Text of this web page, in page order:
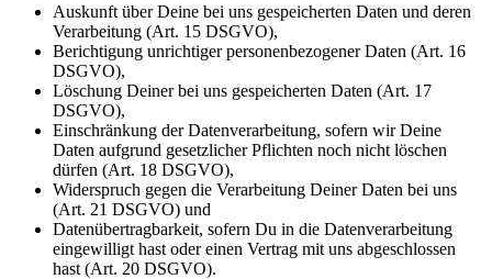
Auskunft über Deine bei uns gespeicherten Daten und deren
Verarbeitung (Art. 15 DSGVO),
Berichtigung unrichtiger personenbezogener Daten (Art. 16
DSGVO),
Löschung Deiner bei uns gespeicherten Daten (Art. 17
DSGVO),
Einschränkung der Datenverarbeitung, sofern wir Deine
Daten aufgrund gesetzlicher Pflichten noch nicht löschen
dürfen (Art. 18 DSGVO),
Widerspruch gegen die Verarbeitung Deiner Daten bei uns
(Art. 21 DSGVO) und
Datenübertragbarkeit, sofern Du in die Datenverarbeitung
eingewilligt hast oder einen Vertrag mit uns abgeschlossen
hast (Art. 20 DSGVO).